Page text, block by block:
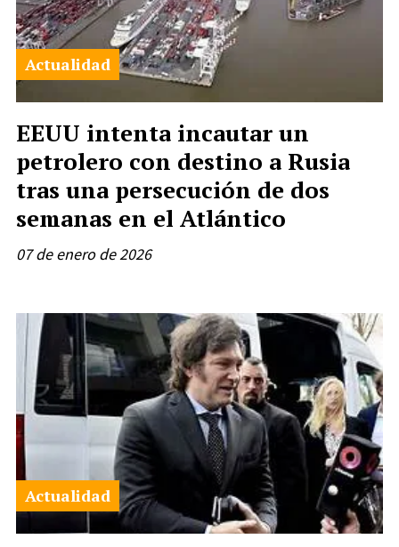
EEUU intenta incautar un
petrolero con destino a Rusia
tras una persecución de dos
semanas en el Atlántico
Actualidad
07 de enero de 2026
Actualidad